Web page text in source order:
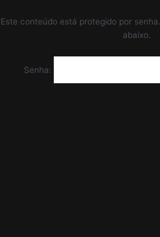
Este conteúdo está protegido por
abaixo.
Senha: